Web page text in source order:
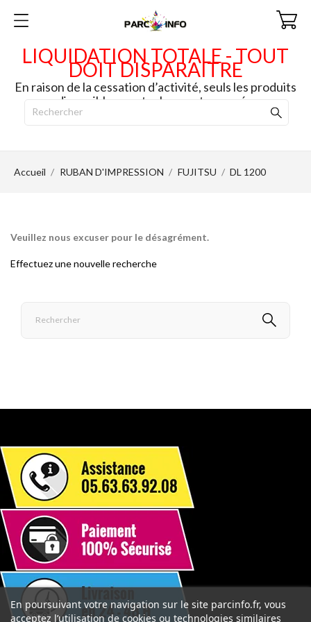
LIQUIDATION TOTALE - TOUT
DOIT DISPARAITRE
En raison de la cessation d’activité, seuls les produits
disponibles en stock seront envoyés.
Accueil RUBAN D'IMPRESSION FUJITSU DL 1200
Veuillez nous excuser pour le désagrément.
Effectuez une nouvelle recherche
En poursuivant votre navigation sur le site parcinfo.fr, vous
acceptez l’utilisation de cookies ou technologies similaires